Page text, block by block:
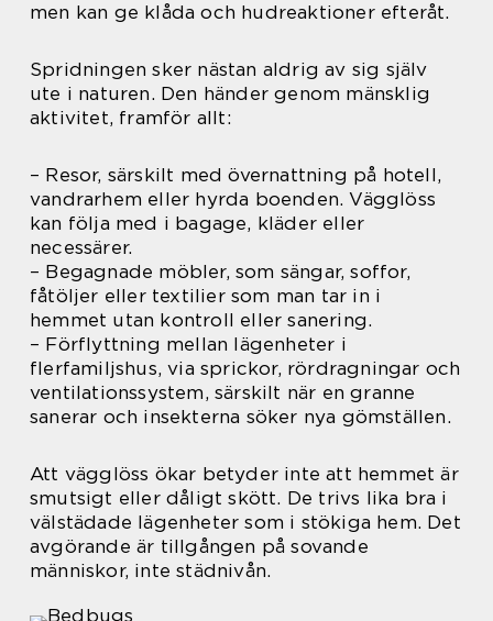
men kan ge klåda och hudreaktioner efteråt.
Spridningen sker nästan aldrig av sig själv
ute i naturen. Den händer genom mänsklig
aktivitet, framför allt:
– Resor, särskilt med övernattning på hotell,
vandrarhem eller hyrda boenden. Vägglöss
kan följa med i bagage, kläder eller
necessärer.
– Begagnade möbler, som sängar, soffor,
fåtöljer eller textilier som man tar in i
hemmet utan kontroll eller sanering.
– Förflyttning mellan lägenheter i
flerfamiljshus, via sprickor, rördragningar och
ventilationssystem, särskilt när en granne
sanerar och insekterna söker nya gömställen.
Att vägglöss ökar betyder inte att hemmet är
smutsigt eller dåligt skött. De trivs lika bra i
välstädade lägenheter som i stökiga hem. Det
avgörande är tillgången på sovande
människor, inte städnivån.